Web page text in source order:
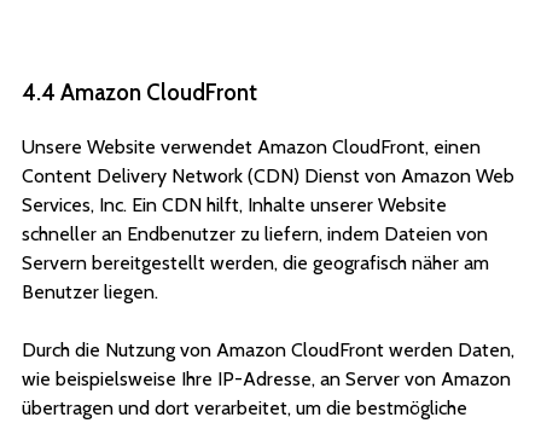
4.4 Amazon CloudFront
Unsere Website verwendet Amazon CloudFront, einen
Content Delivery Network (CDN) Dienst von Amazon Web
Services, Inc. Ein CDN hilft, Inhalte unserer Website
schneller an Endbenutzer zu liefern, indem Dateien von
Servern bereitgestellt werden, die geografisch näher am
Benutzer liegen.
Durch die Nutzung von Amazon CloudFront werden Daten,
wie beispielsweise Ihre IP-Adresse, an Server von Amazon
übertragen und dort verarbeitet, um die bestmögliche